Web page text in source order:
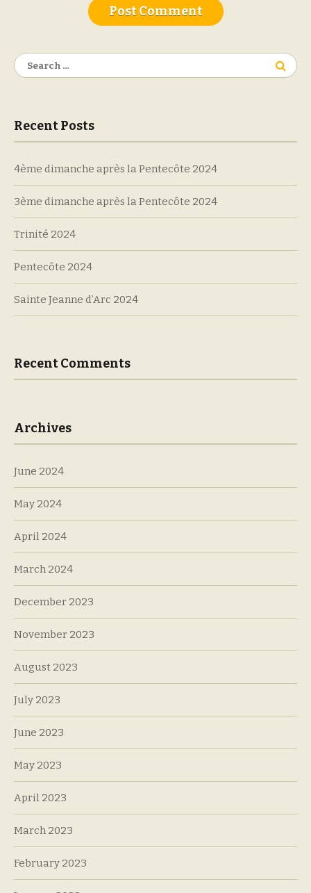
Search
for:
Recent Posts
4ème dimanche après la Pentecôte 2024
3ème dimanche après la Pentecôte 2024
Trinité 2024
Pentecôte 2024
Sainte Jeanne d’Arc 2024
Recent Comments
Archives
June 2024
May 2024
April 2024
March 2024
December 2023
November 2023
August 2023
July 2023
June 2023
May 2023
April 2023
March 2023
February 2023